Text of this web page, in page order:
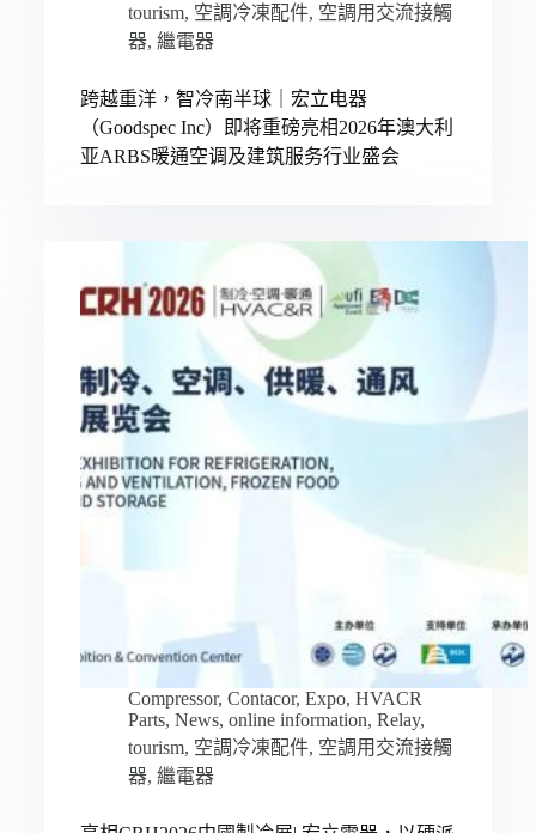
tourism, 空調冷凍配件, 空調用交流接觸
器, 繼電器
跨越重洋，智冷南半球｜宏立电器
（Goodspec Inc）即将重磅亮相2026年澳大利
亚ARBS暖通空调及建筑服务行业盛会
Compressor, Contacor, Expo, HVACR
Parts, News, online information, Relay,
tourism, 空調冷凍配件, 空調用交流接觸
器, 繼電器